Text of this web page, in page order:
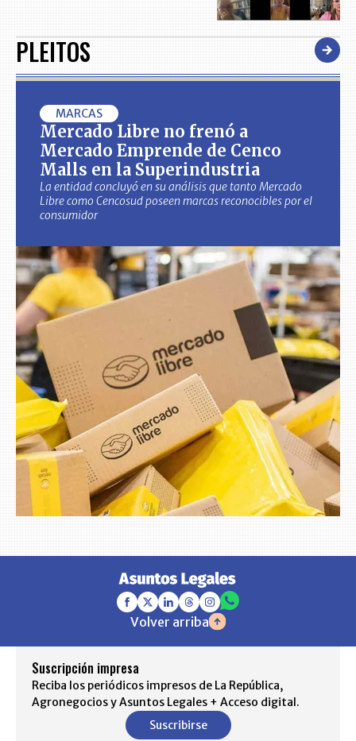
PLEITOS
MARCAS
Mercado Libre no frenó a
Mercado Emprende de Cenco
Malls en la Superindustria
La entidad concluyó en su análisis que tanto Mercado
Libre como Cencosud poseen marcas reconocibles por el
consumidor
Volver arriba
Suscripción impresa
Reciba los periódicos impresos de La República,
Agronegocios y Asuntos Legales + Acceso digital.
Suscribirse